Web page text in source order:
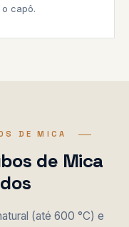
capô.
DE MICA
de Mica
(até 600 °C) e